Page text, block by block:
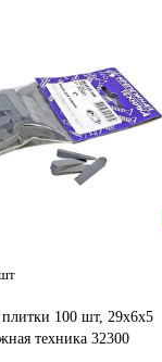
100 шт, 29x6х5
техника 32300